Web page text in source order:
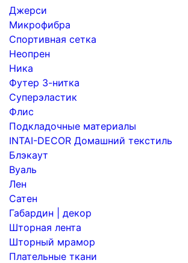
Джерси
Микрофибра
Спортивная сетка
Неопрен
Ника
Футер 3-нитка
Суперэластик
Флис
Подкладочные материалы
INTAI-DECOR Домашний текстиль
Блэкаут
Вуаль
Лен
Сатен
Габардин | декор
Шторная лента
Шторный мрамор
Плательные ткани